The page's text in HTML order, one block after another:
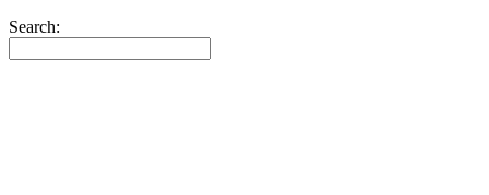
Search: